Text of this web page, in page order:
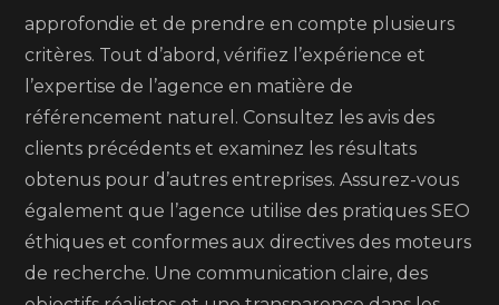
approfondie et de prendre en compte plusieurs
critères. Tout d’abord, vérifiez l’expérience et
l’expertise de l’agence en matière de
référencement naturel. Consultez les avis des
clients précédents et examinez les résultats
obtenus pour d’autres entreprises. Assurez-vous
également que l’agence utilise des pratiques SEO
éthiques et conformes aux directives des moteurs
de recherche. Une communication claire, des